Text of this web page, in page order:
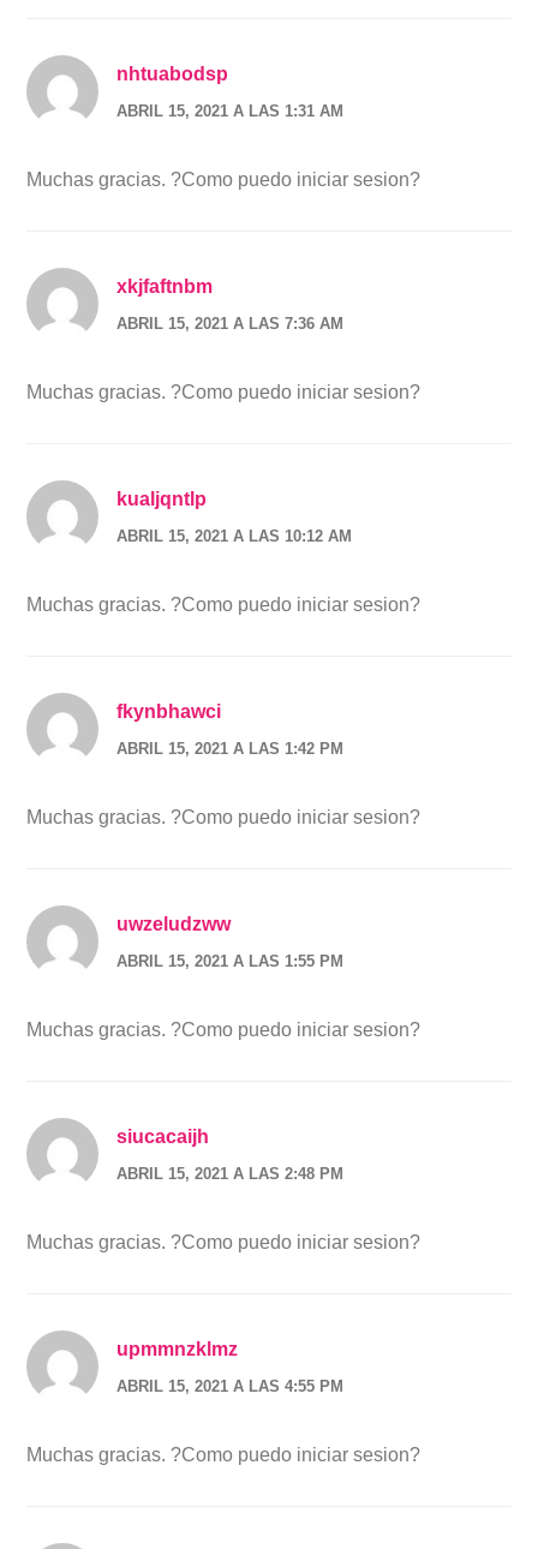
nhtuabodsp
ABRIL 15, 2021 A LAS 1:31 AM
Muchas gracias. ?Como puedo iniciar sesion?
xkjfaftnbm
ABRIL 15, 2021 A LAS 7:36 AM
Muchas gracias. ?Como puedo iniciar sesion?
kualjqntlp
ABRIL 15, 2021 A LAS 10:12 AM
Muchas gracias. ?Como puedo iniciar sesion?
fkynbhawci
ABRIL 15, 2021 A LAS 1:42 PM
Muchas gracias. ?Como puedo iniciar sesion?
uwzeludzww
ABRIL 15, 2021 A LAS 1:55 PM
Muchas gracias. ?Como puedo iniciar sesion?
siucacaijh
ABRIL 15, 2021 A LAS 2:48 PM
Muchas gracias. ?Como puedo iniciar sesion?
upmmnzklmz
ABRIL 15, 2021 A LAS 4:55 PM
Muchas gracias. ?Como puedo iniciar sesion?